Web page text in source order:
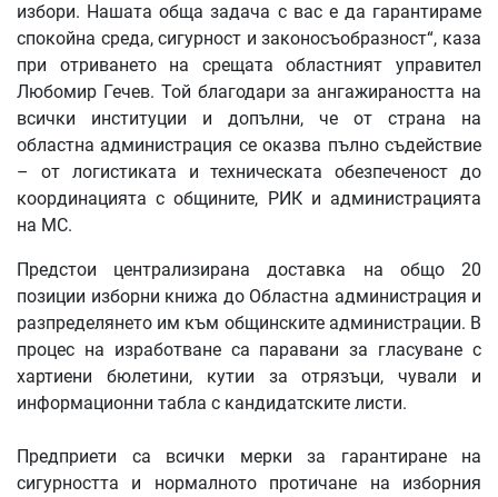
избори. Нашата обща задача с вас е да гарантираме
спокойна среда, сигурност и законосъобразност“, каза
при отриването на срещата областният управител
Любомир Гечев. Той благодари за ангажираността на
всички институции и допълни, че от страна на
областна администрация се оказва пълно съдействие
– от логистиката и техническата обезпеченост до
координацията с общините, РИК и администрацията
на МС.
Предстои централизирана доставка на общо 20
позиции изборни книжа до Областна администрация и
разпределянето им към общинските администрации. В
процес на изработване са паравани за гласуване с
хартиени бюлетини, кутии за отрязъци, чували и
информационни табла с кандидатските листи.
Предприети са всички мерки за гарантиране на
сигурността и нормалното протичане на изборния